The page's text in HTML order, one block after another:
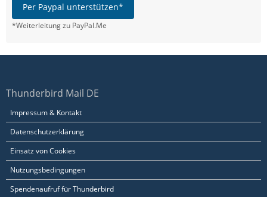
Per Paypal unterstützen*
*Weiterleitung zu PayPal.Me
Thunderbird Mail DE
Impressum & Kontakt
Datenschutzerklärung
Einsatz von Cookies
Nutzungsbedingungen
Spendenaufruf für Thunderbird